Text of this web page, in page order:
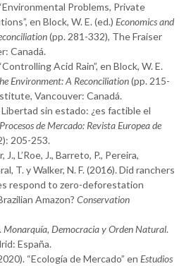
Problems, Private
en Block, W. E. (ed.) Economics and
(pp. 281-332), The Fraiser
Canadá.
Acid Rain”, en Block, W. E.
Environment: A Reconciliation(pp. 215-
Vancouver: Canadá.
Libertad sin estado: ¿es factible el
Procesos de Mercado: Revista Europea de
205-253.
L’Roe, J., Barreto, P., Pereira,
T. y Walker, N. F. (2016). Did ranchers
respond to zero-deforestation
Amazon? Conservation
Monarquía, Democracia y Orden Natural.
España.
“Ecología de Mercado” en Estudios